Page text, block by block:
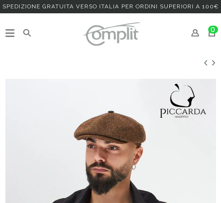
SPEDIZIONE GRATUITA VERSO ITALIA PER ORDINI SUPERIORI A 100€
0